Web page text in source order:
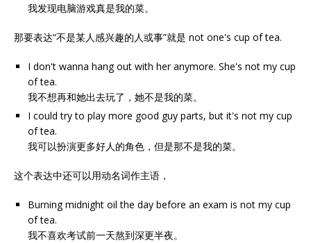
我发现电脑游戏真是我的菜。
那要表达“不是某人感兴趣的人或事”就是 not one's cup of tea.
I don't wanna hang out with her anymore. She's not my cup
of tea.
我不想再和她出去玩了，她不是我的菜。
I could try to play more good guy parts, but it's not my cup
of tea.
我可以扮演更多好人的角色，但是那不是我的菜。
这个表达中还可以用动名词作主语，
Burning midnight oil the day before an exam is not my cup
of tea.
我不喜欢考试前一天熬到深更半夜。